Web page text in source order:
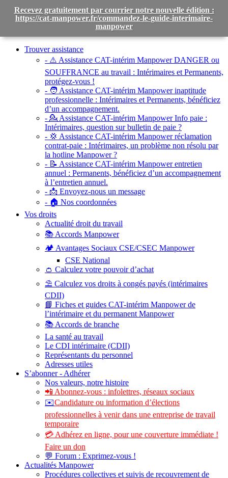
Toggle
navigationTrouver assistance
- ⚠️ Assistance CAT-intérim Manpower DANGER ou
SOUFFRANCE au travail : Intérimaires et Permanents,
protégez-vous !
- 🧑 Assistance CAT-intérim Manpower inaptitude
professionnelle : Intérimaires et Permanents, bénéficiez
d’un accompagnement.
- 💁 Assistance CAT-intérim Manpower Info paie :
Intérimaires, question sur bulletin de paie ?
- 💢 Assistance CAT-intérim Manpower réclamation
contrat-paie : Intérimaires, un problème non résolu par
la hotline Manpower ?
- 📝 Assistance CAT-intérim Manpower entretien
annuel : Permanents, bénéficiez d’un accompagnement
à l’entretien annuel.
- 📩 Envoyez-nous un message
- 🏠 Nos coordonnées
Vos droits
Actualité droit du travail
📚 Accords Manpower
🏕️ Avantages Sociaux CSE/CSEC Manpower
CSE National
👛 Calculez votre pouvoir d’achat
⛱️ Calculez vos droits à congés payés (intérimaires
CDII)
📘 Fiches et guides CAT-intérim Manpower de
l’intérimaire et du permanent Manpower
📚 Accords de branche
La santé au travail
Le CDI intérimaire (CDII)
Représentants du personnel
Adresses utiles
S’abonner - Adhérer
Nos valeurs, notre histoire
📲 Abonnez-vous : infolettres, réseaux sociaux
✉️Candidature ou information d’élections
professionnelles à venir dans une entreprise de travail
temporaire
💳 Adhérez en ligne, pour une couverture immédiate !
Faire un don
💬 Forum : Exprimez-vous !
Actualités Manpower
Procédures collectives et suivis de recouvrement de
Recevez gratuitement par courrier notre nouvelle édition :
https://cat-manpower.fr/commandez-le-guide-interimaire-
manpower